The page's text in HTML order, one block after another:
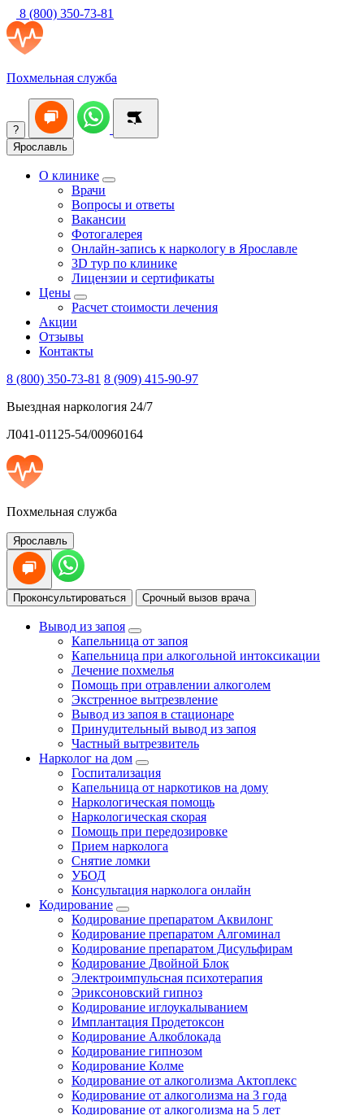
8 (800) 350-73-81
Похмельная служба
?
Ярославль
О клинике
Врачи
Вопросы и ответы
Вакансии
Фотогалерея
Онлайн-запись к наркологу в Ярославле
3D тур по клинике
Лицензии и сертификаты
Цены
Расчет стоимости лечения
Акции
Отзывы
Контакты
8 (800) 350-73-81 8 (909) 415-90-97
Выездная наркология 24/7
Л041-01125-54/00960164
Похмельная служба
Ярославль
Проконсультироваться Срочный вызов врача
Вывод из запоя
Капельница от запоя
Капельница при алкогольной интоксикации
Лечение похмелья
Помощь при отравлении алкоголем
Экстренное вытрезвление
Вывод из запоя в стационаре
Принудительный вывод из запоя
Частный вытрезвитель
Нарколог на дом
Госпитализация
Капельница от наркотиков на дому
Наркологическая помощь
Наркологическая скорая
Помощь при передозировке
Прием нарколога
Снятие ломки
УБОД
Консультация нарколога онлайн
Кодирование
Кодирование препаратом Аквилонг
Кодирование препаратом Алгоминал
Кодирование препаратом Дисульфирам
Кодирование Двойной Блок
Электроимпульсная психотерапия
Эриксоновский гипноз
Кодирование иглоукалыванием
Имплантация Продетоксон
Кодирование Алкоблокада
Кодирование гипнозом
Кодирование Колме
Кодирование от алкоголизма Актоплекс
Кодирование от алкоголизма на 3 года
Кодирование от алкоголизма на 5 лет